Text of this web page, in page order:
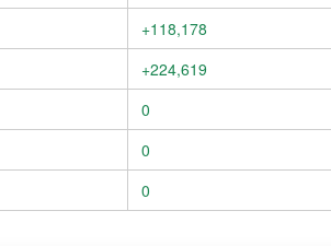
+118,178
+224,619
0
0
0